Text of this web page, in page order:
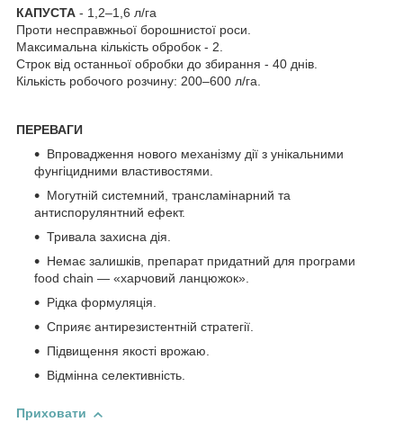
КАПУСТА - 1,2–1,6 л/га
Проти несправжньої борошнистої роси.
Максимальна кількість обробок - 2.
Строк від останньої обробки до збирання - 40 днів.
Кількість робочого розчину: 200–600 л/га.
ПЕРЕВАГИ
Впровадження нового механізму дії з унікальними
фунгіцидними властивостями.
Могутній системний, трансламінарний та
антиспорулянтний ефект.
Тривала захисна дія.
Немає залишків, препарат придатний для програми
food chain — «харчовий ланцюжок».
Рідка формуляція.
Сприяє антирезистентній стратегії.
Підвищення якості врожаю.
Відмінна селективність.
Приховати